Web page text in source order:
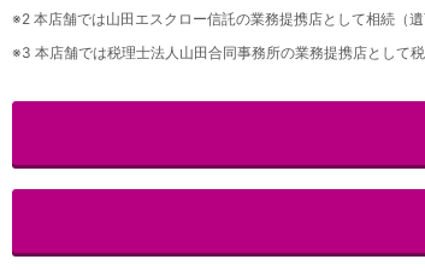
アプリ
イオン銀行アプリ TOP
AEON Pay
AEON Pay
※2 本店舗では山田エスクロー信託の業務提携店として相続（
※3 本店舗では税理士法人山田合同事務所の業務提携店として